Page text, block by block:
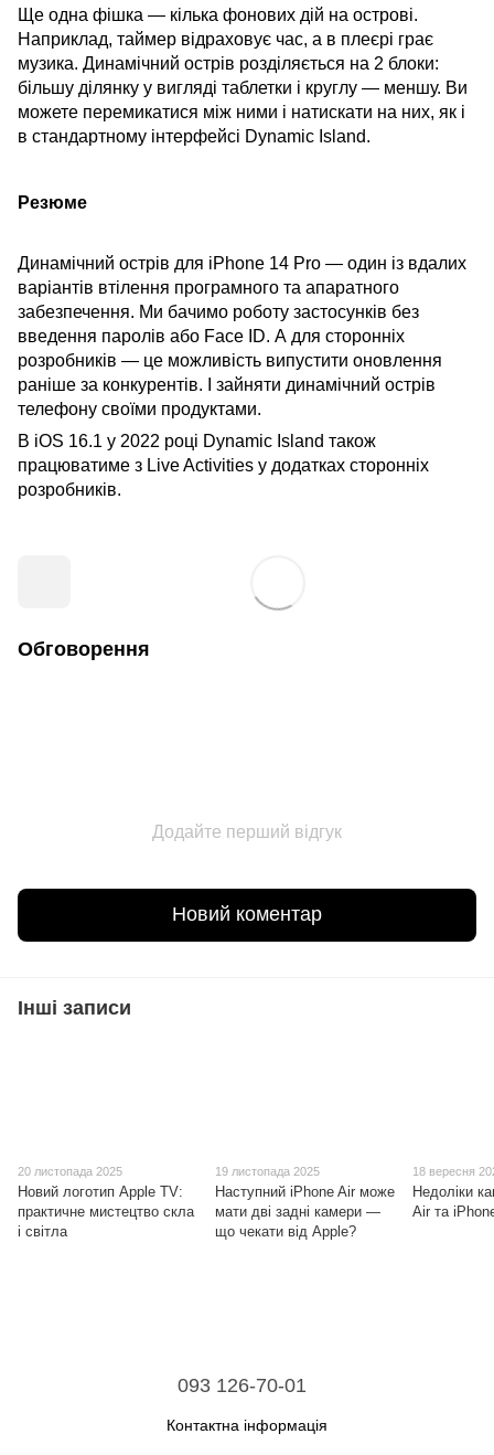
Ще одна фішка — кілька фонових дій на острові.
Наприклад, таймер відраховує час, а в плеєрі грає
музика. Динамічний острів розділяється на 2 блоки:
більшу ділянку у вигляді таблетки і круглу — меншу. Ви
можете перемикатися між ними і натискати на них, як і
в стандартному інтерфейсі Dynamic Island.
Резюме
Динамічний острів для iPhone 14 Pro — один із вдалих
варіантів втілення програмного та апаратного
забезпечення. Ми бачимо роботу застосунків без
введення паролів або Face ID. А для сторонніх
розробників — це можливість випустити оновлення
раніше за конкурентів. І зайняти динамічний острів
телефону своїми продуктами.
В iOS 16.1 у 2022 році Dynamic Island також
працюватиме з Live Activities у додатках сторонніх
розробників.
Обговорення
Додайте перший відгук
Новий коментар
Інші записи
20 листопада 2025
Новий логотип Apple TV:
практичне мистецтво скла
і світла
19 листопада 2025
Наступний iPhone Air може
мати дві задні камери —
що чекати від Apple?
18 вересня
Недоліки
Air та
093 126-70-01
Контактна інформація